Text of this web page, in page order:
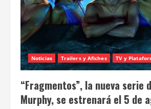
Noticias Trailers y Afiches TV y
“Fragmentos”, la nueva serie
Murphy, se estrenará el 5 de